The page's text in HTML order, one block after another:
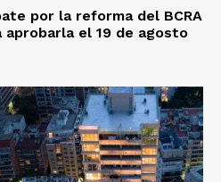
por la reforma del BCRA
el 19 de agosto